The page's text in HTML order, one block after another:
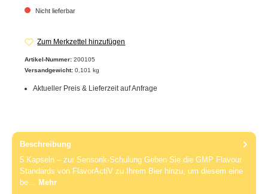
Nicht lieferbar
Zum Merkzettel hinzufügen
Artikel-Nummer: 200105
Versandgewicht: 0,101 kg
Aktueller Preis & Lieferzeit auf Anfrage
Beschreibung
5 Kapseln – zur Sensorik-Schulung Geben Sie die GMP Flavour
Standards von FlavorActiV zu Ihrem Bier hinzu, um diesem eine
be… Mehr